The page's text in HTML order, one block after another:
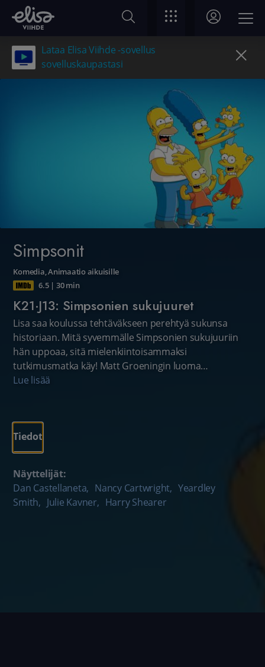
Lataa Elisa Viihde -sovellus
sovelluskaupastasi
Simpsonit
Komedia,Animaatio aikuisille
6.5| 30 min
K21·J13: Simpsonien sukujuuret
Lisa saa koulussa tehtäväkseen perehtyä sukunsa
historiaan. Mitä syvemmälle Simpsonien sukujuuriin
hän uppoaa, sitä mielenkiintoisammaksi
tutkimusmatka käy! Matt Groeningin luoma
amerikkalainen piirrossarja.
Lue lisää
Tiedot
Näyttelijät:
Dan Castellaneta, Nancy Cartwright, Yeardley
Smith, Julie Kavner, Harry Shearer